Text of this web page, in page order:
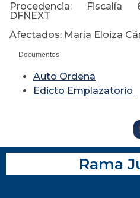
Procedencia: Fiscalía
DFNEXT
Afectados: María Eloiza
Documentos
Auto Ordena
Edicto Emplazatorio
Rama